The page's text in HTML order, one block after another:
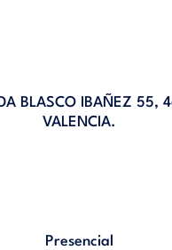
BLASCO IBAÑEZ 55,
VALENCIA.
Presencial